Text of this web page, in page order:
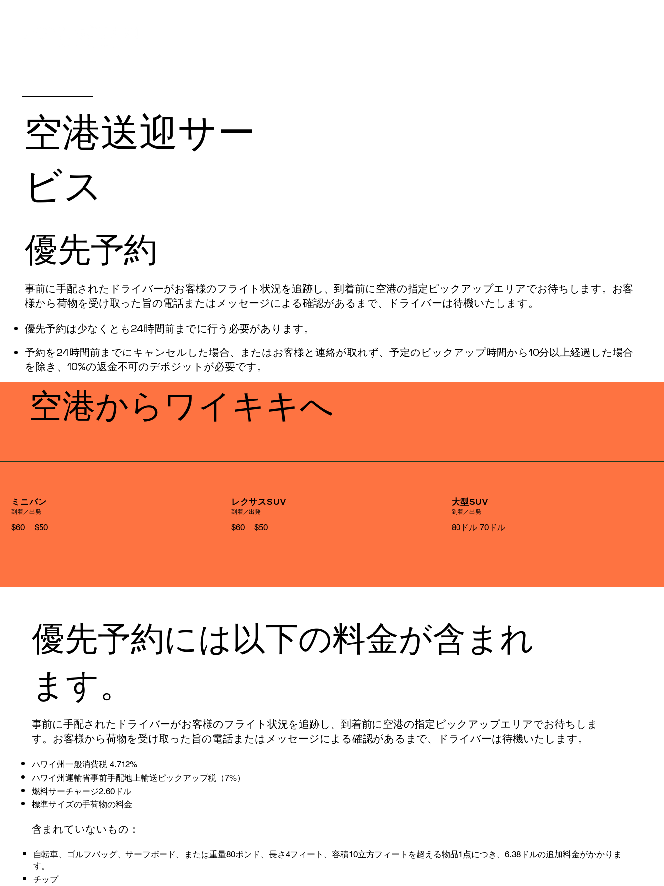
空港送迎サー
ビス
優先予約
事前に手配されたドライバーがお客様のフライト状況を追跡し、到着前に空港の指定ピックアップエリアでお待ちします。お客
様から荷物を受け取った旨の電話またはメッセージによる確認があるまで、ドライバーは待機いたします。
優先予約は少なくとも24時間前までに行う必要があります。
予約を24時間前までにキャンセルした場合、またはお客様と連絡が取れず、予定のピックアップ時間から10分以上経過した場合
を除き、10%の返金不可のデポジットが必要です。
空港からワイキキへ
ミニバン
到着／出発
$60 $50
レクサスSUV
到着／出発
$60 $50
大型SUV
到着／出発
80ドル 70ドル
優先予約には以下の料金が含まれ
ます。
事前に手配されたドライバーがお客様のフライト状況を追跡し、到着前に空港の指定ピックアップエリアでお待ちしま
す。お客様から荷物を受け取った旨の電話またはメッセージによる確認があるまで、ドライバーは待機いたします。
ハワイ州一般消費税 4.712%
ハワイ州運輸省事前手配地上輸送ピックアップ税（7%）
燃料サーチャージ2.60ドル
標準サイズの手荷物の料金
含まれていないもの：
自転車、ゴルフバッグ、サーフボード、または重量80ポンド、長さ4フィート、容積10立方フィートを超える物品1点につき、6.38ドルの追加料金がかかりま
す。
チップ